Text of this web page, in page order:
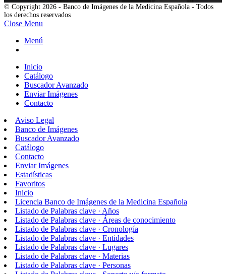
© Copyright 2026 - Banco de Imágenes de la Medicina Española - Todos
los derechos reservados
Close Menu
Menú
Inicio
Catálogo
Buscador Avanzado
Enviar Imágenes
Contacto
Aviso Legal
Banco de Imágenes
Buscador Avanzado
Catálogo
Contacto
Enviar Imágenes
Estadísticas
Favoritos
Inicio
Licencia Banco de Imágenes de la Medicina Española
Listado de Palabras clave · Años
Listado de Palabras clave · Áreas de conocimiento
Listado de Palabras clave · Cronología
Listado de Palabras clave · Entidades
Listado de Palabras clave · Lugares
Listado de Palabras clave · Materias
Listado de Palabras clave · Personas